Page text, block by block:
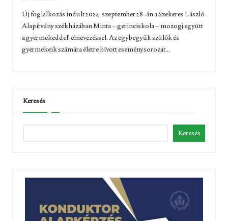
Új foglalkozás indult 2024. szeptember 28-án a Szekeres László
Alapítvány székházában Minta – gerinciskola – mozogj együtt
a gyermekeddel! elnevezéssel. Az egybegyűlt szülők és
gyermekeik számára életre hívott eseménysorozat...
Keresés
Keresés